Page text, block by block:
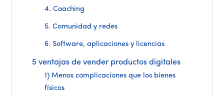
4. Coaching
5. Comunidad y redes
6. Software, aplicaciones y licencias
5 ventajas de vender productos digitales
1) Menos complicaciones que los bienes
físicos